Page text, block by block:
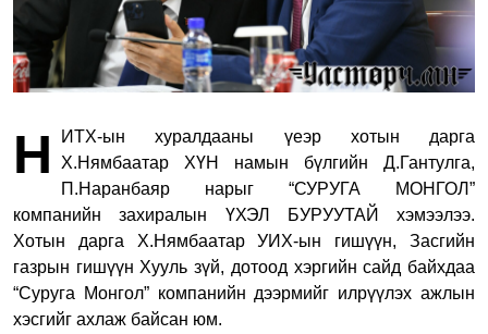
Н
ИТХ-ын хуралдааны үеэр хотын дарга
Х.Нямбаатар ХҮН намын бүлгийн Д.Гантулга,
П.Наранбаяр нарыг “СУРУГА МОНГОЛ”
компанийн захиралын ҮХЭЛ БУРУУТАЙ хэмээлээ.
Хотын дарга Х.Нямбаатар УИХ-ын гишүүн, Засгийн
газрын гишүүн Хууль зүй, дотоод хэргийн сайд байхдаа
“Суруга Монгол” компанийн дээрмийг илрүүлэх ажлын
хэсгийг ахлаж байсан юм.